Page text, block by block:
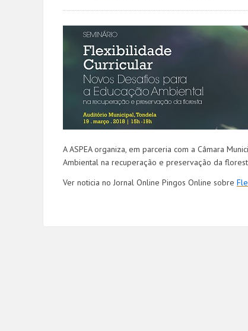
A ASPEA organiza, em parceria com a Câmara
Ambiental na recuperação e preservação da
Ver noticia no Jornal Online Pingos Online sobre